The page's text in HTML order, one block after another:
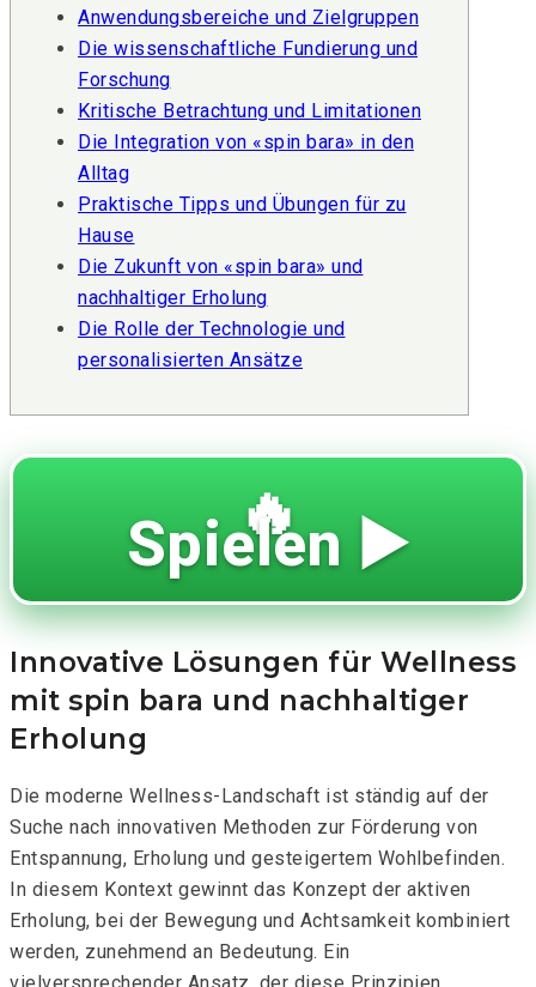
Anwendungsbereiche und Zielgruppen
Die wissenschaftliche Fundierung und
Forschung
Kritische Betrachtung und Limitationen
Die Integration von «spin bara» in den
Alltag
Praktische Tipps und Übungen für zu
Hause
Die Zukunft von «spin bara» und
nachhaltiger Erholung
Die Rolle der Technologie und
personalisierten Ansätze
🔥
Spielen ▶️
Innovative Lösungen für Wellness
mit spin bara und nachhaltiger
Erholung
Die moderne Wellness-Landschaft ist ständig auf der
Suche nach innovativen Methoden zur Förderung von
Entspannung, Erholung und gesteigertem Wohlbefinden.
In diesem Kontext gewinnt das Konzept der aktiven
Erholung, bei der Bewegung und Achtsamkeit kombiniert
werden, zunehmend an Bedeutung. Ein